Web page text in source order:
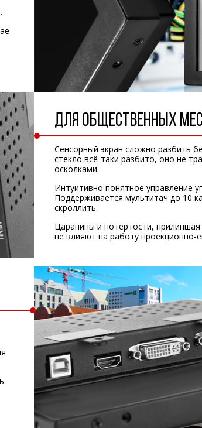
ДЛЯ ОБЩЕСТВЕННЫХ
Сенсорный экран сложно разбить
стекло всё-таки разбито, оно не
осколками.
Интуитивно понятное управление
Поддерживается мультитач до 10
скроллить.
Царапины и потёртости,
не влияют на работу проекционно-